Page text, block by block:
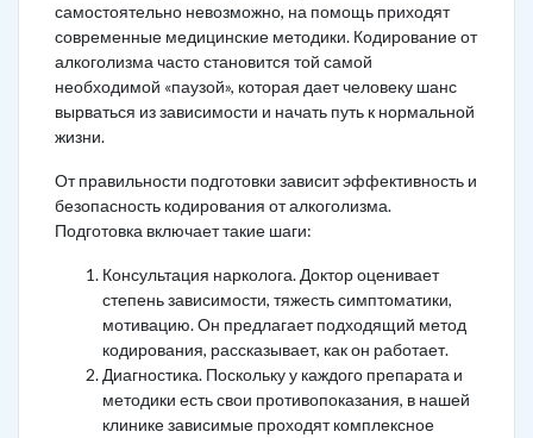
самостоятельно невозможно, на помощь приходят
современные медицинские методики. Кодирование от
алкоголизма часто становится той самой
необходимой «паузой», которая дает человеку шанс
вырваться из зависимости и начать путь к нормальной
жизни.
От правильности подготовки зависит эффективность и
безопасность кодирования от алкоголизма.
Подготовка включает такие шаги:
Консультация нарколога. Доктор оценивает
степень зависимости, тяжесть симптоматики,
мотивацию. Он предлагает подходящий метод
кодирования, рассказывает, как он работает.
Диагностика. Поскольку у каждого препарата и
методики есть свои противопоказания, в нашей
клинике зависимые проходят комплексное